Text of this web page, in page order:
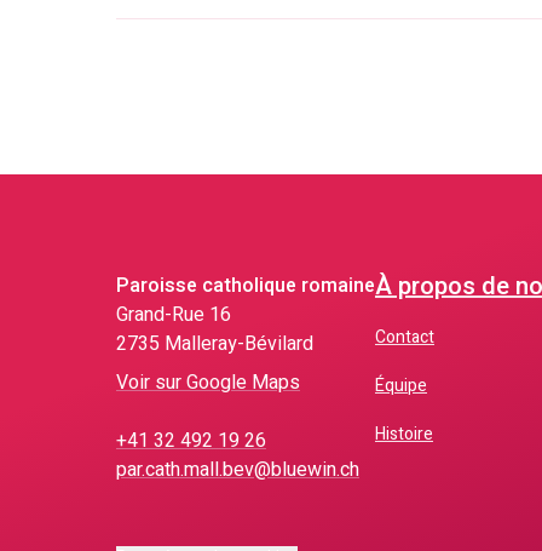
Paroisse catholique romaine
Grand-Rue 16
2735 Malleray-Bévilard
Voir sur Google Maps
+41 32 492 19 26
par.cath.mall.bev@bluewin.ch
À propos de
Contact
Équipe
Histoire